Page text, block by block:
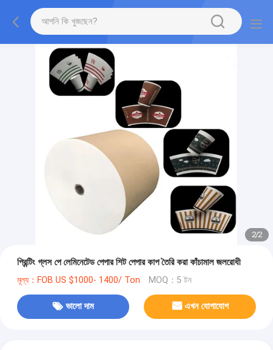
2/2
প্রিন্টিং গ্লস পে লেমিনেটেড পেপার শিট পেপার কাপ তৈরি করা কাঁচামাল জলরোধী
মূল্য：FOB US $1000- 1400/ Ton MOQ：5 টন
ভালো দাম এখন যোগাযোগ